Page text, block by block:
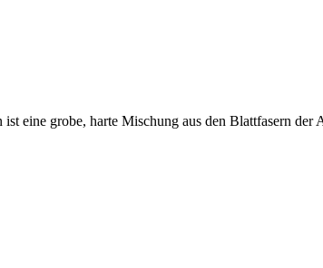
eine grobe, harte Mischung aus den Blattfasern der